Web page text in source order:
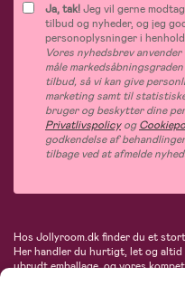
Ja, tak!Jeg vil gerne
tilbud og nyheder, og jeg
personoplysninger i
Vores nyhedsbrev
måle
tilbud, så vi kan give
marketing samt til
bruger og beskytter dine
Privatlivspolicyog
godkendelse af
tilbage ved at afmelde
Hos Jollyroom.dk finder du et
Her handler du hurtigt, let og
ubrudt emballage, og vores